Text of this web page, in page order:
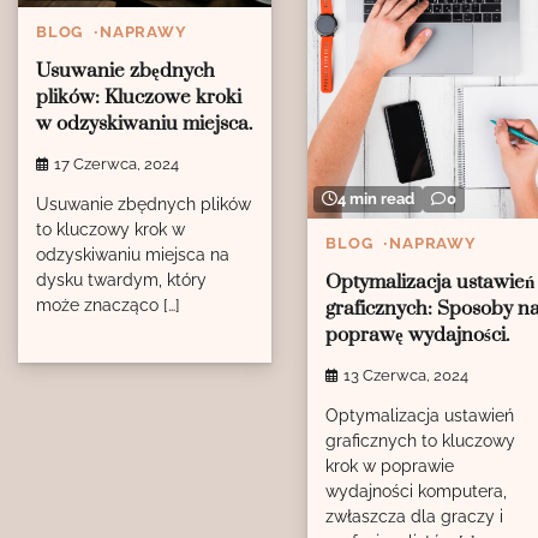
BLOG NAPRAWY
Usuwanie zbędnych
plików: Kluczowe kroki
w odzyskiwaniu miejsca.
17 Czerwca, 2024
Usuwanie zbędnych plików
to kluczowy krok w
odzyskiwaniu miejsca na
dysku twardym, który
może znacząco […]
4 min read 0
BLOG NAPRAWY
Optymalizacja ustawień
graficznych: Sposoby
poprawę wydajności.
13 Czerwca, 2024
Optymalizacja ustawień
graficznych to kluczowy
krok w poprawie
wydajności komputera,
zwłaszcza dla graczy i